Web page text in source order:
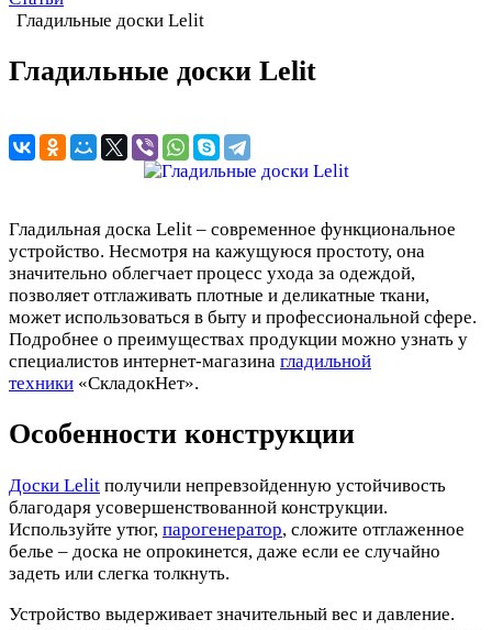
Гладильные доски Lelit
Гладильные доски Lelit
Гладильная доска Lelit – современное функциональное
устройство. Несмотря на кажущуюся простоту, она
значительно облегчает процесс ухода за одеждой,
позволяет отглаживать плотные и деликатные ткани,
может использоваться в быту и профессиональной сфере.
Подробнее о преимуществах продукции можно узнать у
специалистов интернет-магазина гладильной
техники «СкладокНет».
Особенности конструкции
Доски Lelit получили непревзойденную устойчивость
благодаря усовершенствованной конструкции.
Используйте утюг, парогенератор, сложите отглаженное
белье – доска не опрокинется, даже если ее случайно
задеть или слегка толкнуть.
Устройство выдерживает значительный вес и давление.